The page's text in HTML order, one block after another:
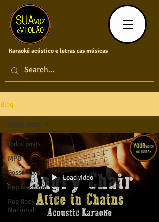
Karaokê acústico e letras das músicas
Blog
Todos posts
MPB
Bossa nova
Pop Nacional
Pop Rock
Nacional
Todos posts
Load video